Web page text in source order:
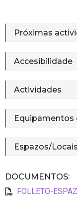
Próximas
Accesibilidade
Actividades
Equipamentos
Espazos/Locais
DOCUMENTOS:
FOLLETO-